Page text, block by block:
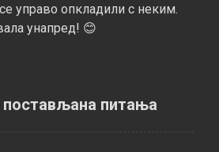
управо опкладили с неким.
унапред! 😊
постављана питања